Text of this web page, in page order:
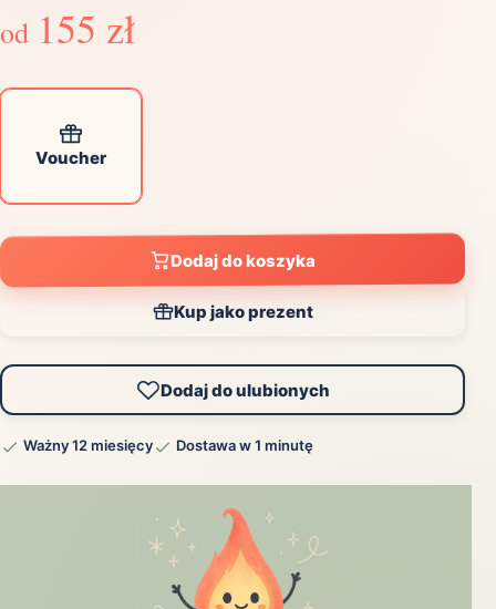
od 155 zł
Voucher
Dodaj do koszyka
Kup jako prezent
Dodaj do ulubionych
Ważny 12 miesięcy Dostawa w 1 minutę